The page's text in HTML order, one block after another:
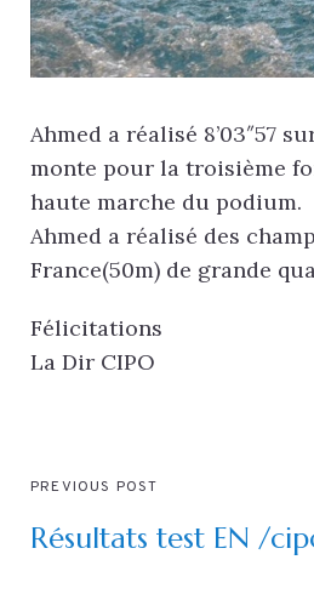
Ahmed a réalisé 8’03″57
monte pour la troisième
haute marche du podium.
Ahmed a réalisé des
France(50m) de grande
Félicitations
La Dir CIPO
PREVIOUS POST
Résultats test EN /